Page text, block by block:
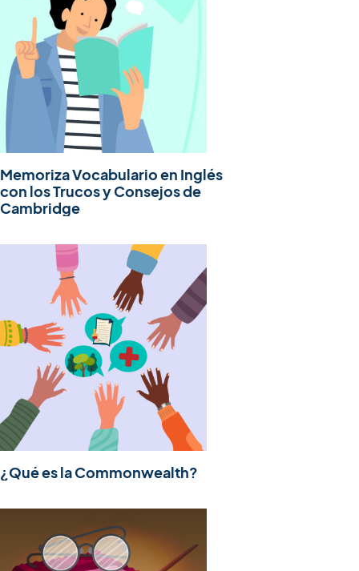
Memoriza Vocabulario en Inglés
con los Trucos y Consejos de
Cambridge
¿Qué es la Commonwealth?